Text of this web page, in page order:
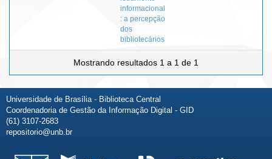
informacional
: a percepção
dos
bibliotecários
Mostrando resultados 1 a 1 de 1
Universidade de Brasília - Biblioteca Central
Coordenadoria de Gestão da Informação Digital - GID
(61) 3107-2683
repositorio@unb.br